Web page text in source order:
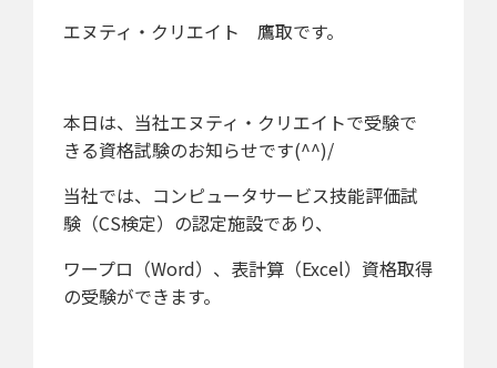
エヌティ・クリエイト 鷹取です。
本日は、当社エヌティ・クリエイトで受験で
きる資格試験のお知らせです(^^)/
当社では、 コンピュータサービス技能評価試
験（CS検定）の認定施設であり、
ワープロ（Word）、表計算（Excel）資格取得
の受験ができます。